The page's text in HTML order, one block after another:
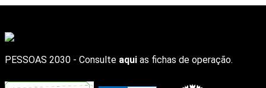
PESSOAS 2030 - Consulte aqui as fichas de operação.